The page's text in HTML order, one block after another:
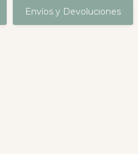
Envíos y Devoluciones